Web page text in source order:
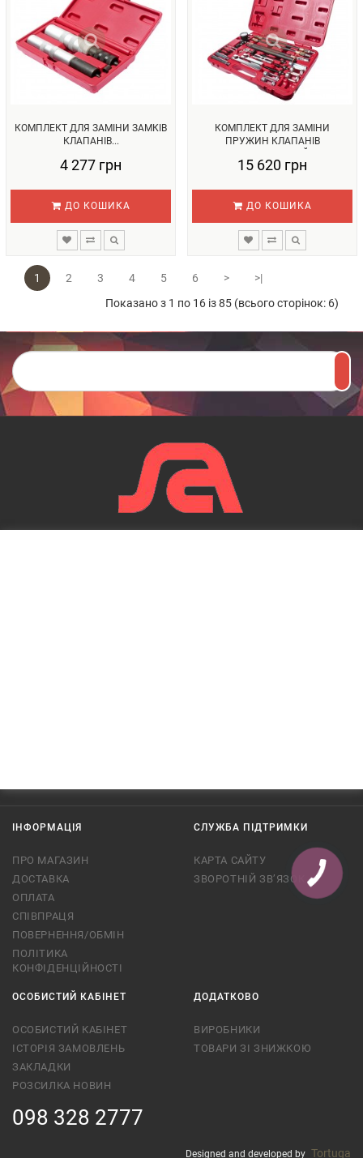
КОМПЛЕКТ ДЛЯ ЗАМІНИ ЗАМКІВ
КЛАПАНІВ...
4 277 грн
ДО КОШИКА
КОМПЛЕКТ ДЛЯ ЗАМІНИ
ПРУЖИН КЛАПАНІВ
15 620 грн
ДО КОШИКА
1 2 3 4 5 6 >
>|
Показано з 1 по 16 із 85 (всього сторінок: 6)
ІНФОРМАЦІЯ
ПРО МАГАЗИН
ДОСТАВКА
ОПЛАТА
СПІВПРАЦЯ
ПОВЕРНЕННЯ/ОБМІН
ПОЛІТИКА
КОНФІДЕНЦІЙНОСТІ
СЛУЖБА ПІДТРИМКИ
КАРТА САЙТУ
ЗВОРОТНІЙ ЗВ’ЯЗОК
ОСОБИСТИЙ КАБІНЕТ
ОСОБИСТИЙ КАБІНЕТ
ІСТОРІЯ ЗАМОВЛЕНЬ
ЗАКЛАДКИ
РОЗСИЛКА НОВИН
ДОДАТКОВО
ВИРОБНИКИ
ТОВАРИ ЗІ ЗНИЖКОЮ
098 328 2777
Designed and developed by Tortuga